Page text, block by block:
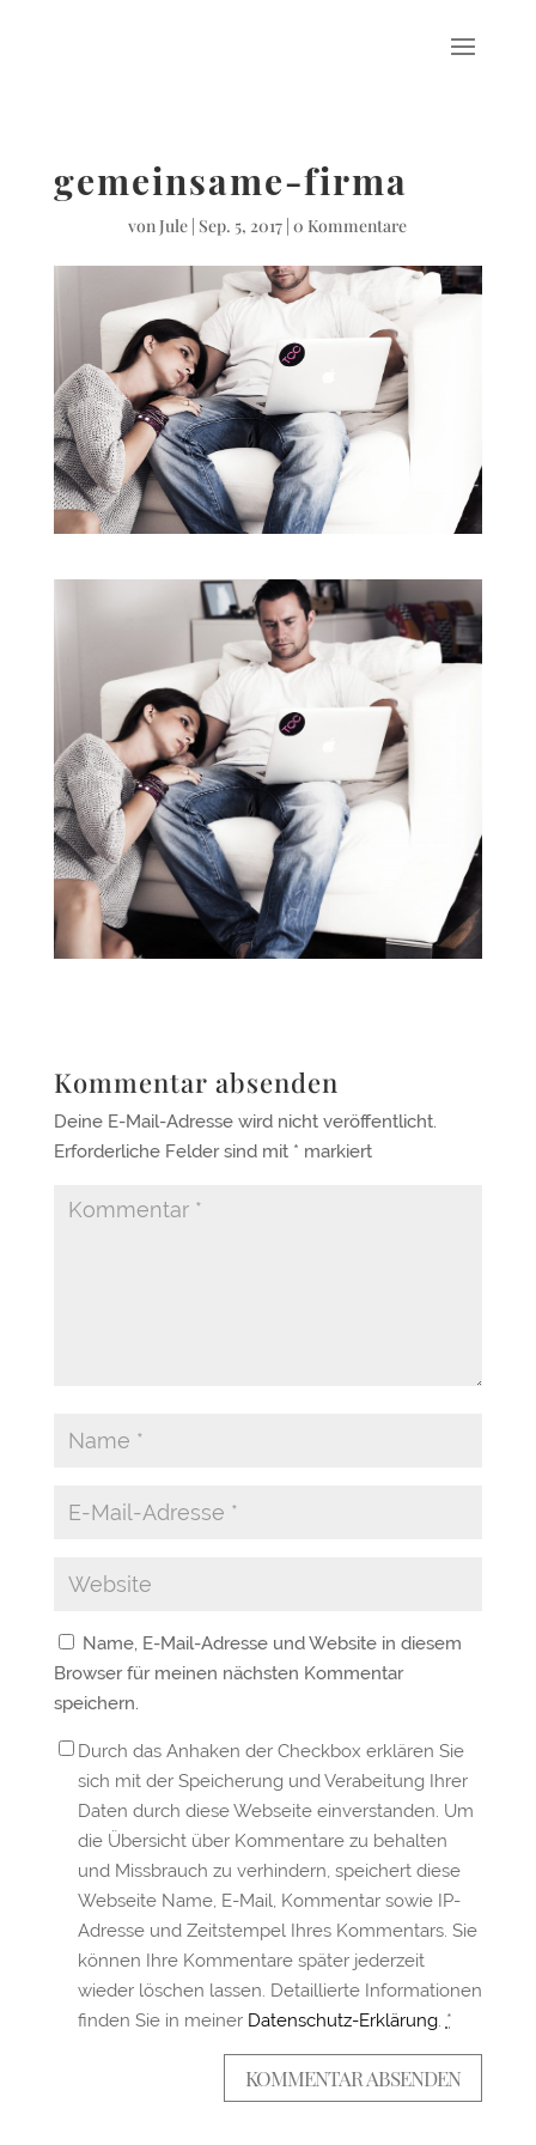
gemeinsame-firma
vonJule | Sep. 5, 2017 |0 Kommentare
Kommentar absenden
Deine E-Mail-Adresse wird nicht veröffentlicht.
Erforderliche Felder sind mit * markiert
Name, E-Mail-Adresse und Website in diesem
Browser für meinen nächsten Kommentar
speichern.
Durch das Anhaken der Checkbox erklären Sie
sich mit der Speicherung und Verabeitung Ihrer
Daten durch diese Webseite einverstanden. Um
die Übersicht über Kommentare zu behalten
und Missbrauch zu verhindern, speichert diese
Webseite Name, E-Mail, Kommentar sowie IP-
Adresse und Zeitstempel Ihres Kommentars. Sie
können Ihre Kommentare später jederzeit
wieder löschen lassen. Detaillierte Informationen
finden Sie in meiner Datenschutz-Erklärung. *